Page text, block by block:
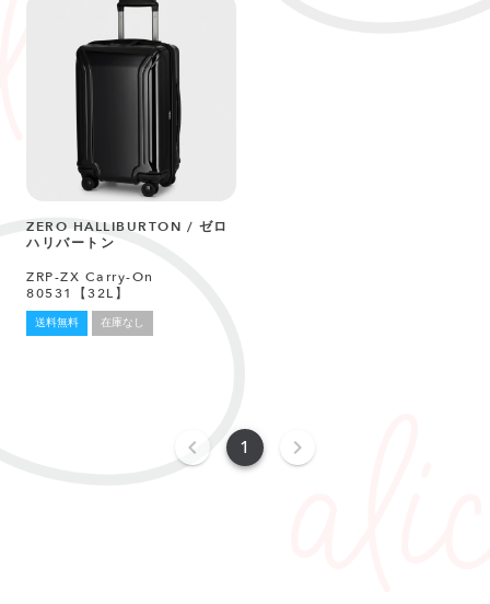
ZERO HALLIBURTON / ゼロ
ハリバートン
ZRP-ZX Carry-On
80531【32L】
送料無料 在庫なし
1